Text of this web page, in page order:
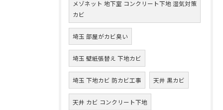
メゾネット 地下室 コンクリート下地 湿気対策
カビ
埼玉 部屋がカビ臭い
埼玉 壁紙張替え 下地カビ
埼玉 下地カビ 防カビ工事 天井 黒カビ
天井 カビ コンクリート下地